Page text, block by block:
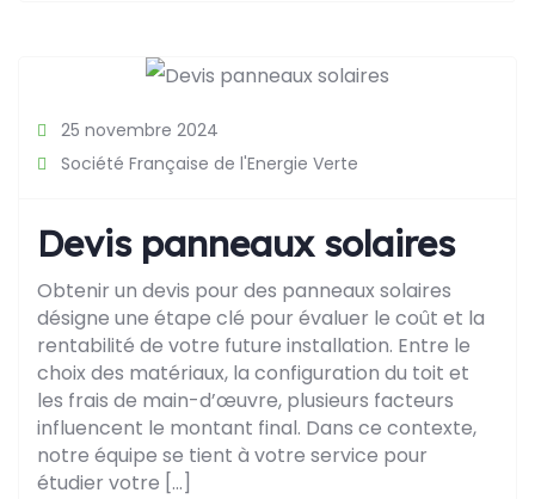
25 novembre 2024
Société Française de l'Energie Verte
Devis panneaux solaires
Obtenir un devis pour des panneaux solaires
désigne une étape clé pour évaluer le coût et la
rentabilité de votre future installation. Entre le
choix des matériaux, la configuration du toit et
les frais de main-d’œuvre, plusieurs facteurs
influencent le montant final. Dans ce contexte,
notre équipe se tient à votre service pour
étudier votre […]